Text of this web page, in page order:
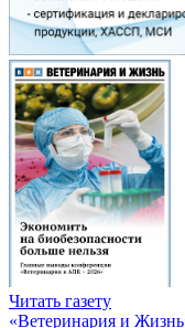
Читать газету
«Ветеринария и